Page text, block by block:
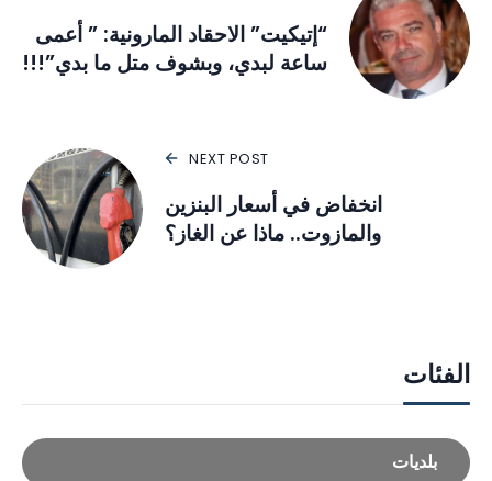
“إتيكيت” الاحقاد المارونية: ” أعمى
ساعة لبدي، وبشوف متل ما بدي”!!!
NEXT POST
انخفاض في أسعار البنزين
والمازوت.. ماذا عن الغاز؟
الفئات
بلديات